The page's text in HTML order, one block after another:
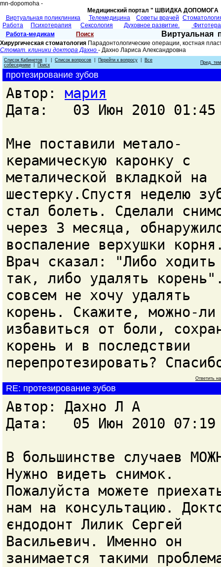
mn-dopomoha -
Медицинский портал " ШВИДКА
Виртуальная поликлиника
Телемедицина Советы врачей
Работа
Психотерапия Сексология Духовное развитие.
Работа-медикам
Поиск Виртуальная
Хирургическая стоматология Парадонтологические операции, костная
Стомат. клиники доктора Дахно - Дахно Лариса Александровна
Список Кабинетов Список вопросов Перейти к вопросу
Все
собеседники
Поиск Пред.
протезирование зубов
Автор: мария
Дата: 03 Июн 2010 01:45
Мне поставили метало-
керамическую каронку с
металической вкладкой на
шестерку.Спустя неделю
стал болеть. Сделали
через 3 месяца,
воспаление верхушки
Врач сказал: "Либо ходить
так, либо удалять
совсем не хочу удалять
корень. Скажите, можно-ли
избавиться от боли,
корень и в последствии
перепротезировать?
Ответить
RE: протезирование зубов
Автор: Дахно Л А
Дата: 05 Июн 2010 07:19
В большинстве случаев
Нужно видеть снимок.
Пожалуйста можете
нам на консультацию.
єндодонт Лилик Сергей
Васильевич. Именно он
занимается такими